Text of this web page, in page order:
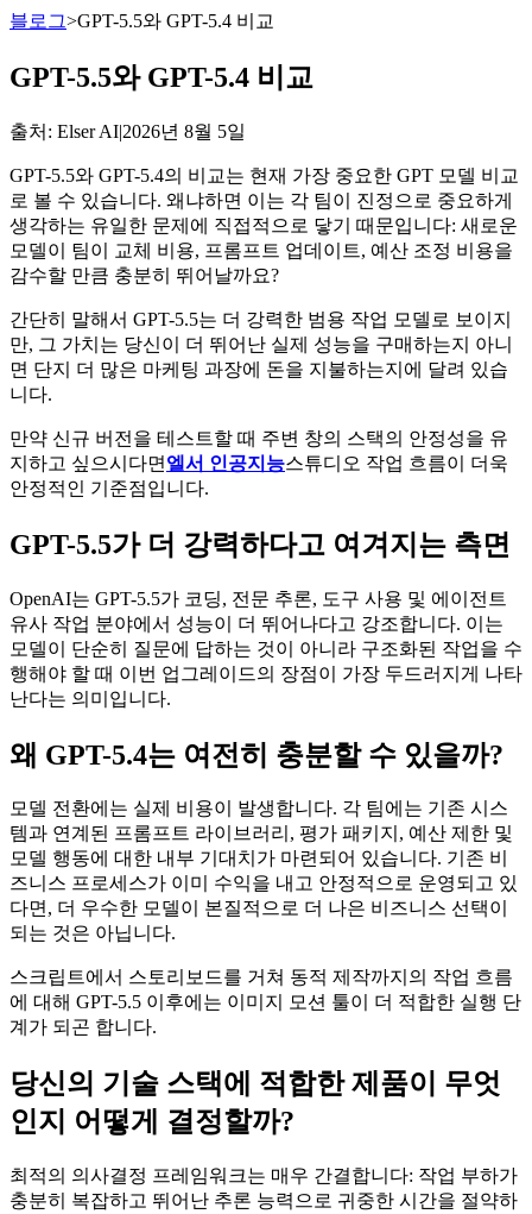
블로그>GPT-5.5와 GPT-5.4 비교
GPT-5.5와 GPT-5.4 비교
출처 : Elser AI|2026년 8월 5일
GPT-5.5와 GPT-5.4의 비교는 현재 가장 중요한 GPT 모델 비교
로 볼 수 있습니다. 왜냐하면 이는 각 팀이 진정으로 중요하게
생각하는 유일한 문제에 직접적으로 닿기 때문입니다: 새로운
모델이 팀이 교체 비용, 프롬프트 업데이트, 예산 조정 비용을
감수할 만큼 충분히 뛰어날까요?
간단히 말해서 GPT-5.5는 더 강력한 범용 작업 모델로 보이지
만, 그 가치는 당신이 더 뛰어난 실제 성능을 구매하는지 아니
면 단지 더 많은 마케팅 과장에 돈을 지불하는지에 달려 있습
니다.
만약 신규 버전을 테스트할 때 주변 창의 스택의 안정성을 유
지하고 싶으시다면 엘서 인공지능스튜디오 작업 흐름이 더욱
안정적인 기준점입니다.
GPT-5.5가 더 강력하다고 여겨지는 측면
OpenAI는 GPT-5.5가 코딩, 전문 추론, 도구 사용 및 에이전트
유사 작업 분야에서 성능이 더 뛰어나다고 강조합니다. 이는
모델이 단순히 질문에 답하는 것이 아니라 구조화된 작업을 수
행해야 할 때 이번 업그레이드의 장점이 가장 두드러지게 나타
난다는 의미입니다.
왜 GPT-5.4는 여전히 충분할 수 있을까?
모델 전환에는 실제 비용이 발생합니다. 각 팀에는 기존 시스
템과 연계된 프롬프트 라이브러리, 평가 패키지, 예산 제한 및
모델 행동에 대한 내부 기대치가 마련되어 있습니다. 기존 비
즈니스 프로세스가 이미 수익을 내고 안정적으로 운영되고 있
다면, 더 우수한 모델이 본질적으로 더 나은 비즈니스 선택이
되는 것은 아닙니다.
스크립트에서 스토리보드를 거쳐 동적 제작까지의 작업 흐름
에 대해 GPT-5.5 이후에는 이미지 모션 툴이 더 적합한 실행 단
계가 되곤 합니다.
당신의 기술 스택에 적합한 제품이 무엇
인지 어떻게 결정할까?
최적의 의사결정 프레임워크는 매우 간결합니다: 작업 부하가
충분히 복잡하고 뛰어난 추론 능력으로 귀중한 시간을 절약하